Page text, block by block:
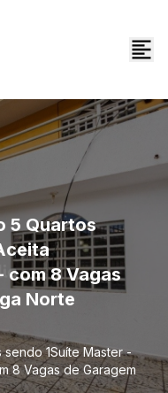
5 Quartos
com 8 Vagas
Norte
1Suíte Master -
8 Vagas de Garagem